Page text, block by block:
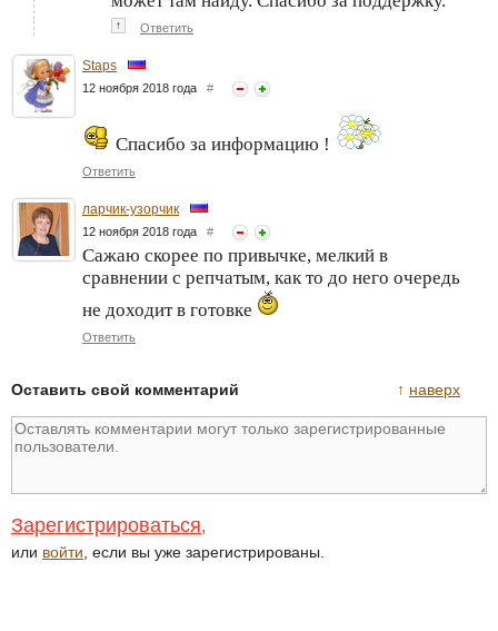
↑ Ответить
Staps
12 ноября 2018 года #
Спасибо за информацию !
Ответить
ларчик-узорчик
12 ноября 2018 года #
Сажаю скорее по привычке, мелкий в
сравнении с репчатым, как то до него очередь
не доходит в готовке
Ответить
↑ наверх
Оставить свой комментарий
Зарегистрироваться,
или войти , если вы уже зарегистрированы.